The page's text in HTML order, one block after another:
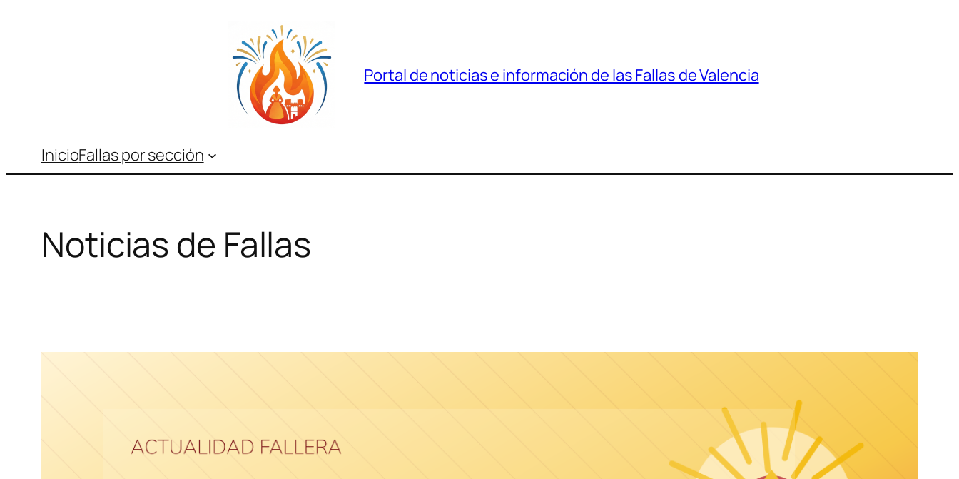
Portal de noticias e información de las Fallas de Valencia
InicioFallas por sección
Noticias de Fallas